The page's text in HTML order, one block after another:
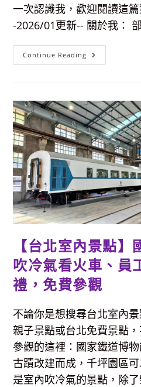
一次認識我，歡迎閱讀這
-2026/01更新-- 關於我：
Continue Reading 【關
於
的
天
堂-
部
落
客
葛
瑞
絲
Grace
【台北室內景點
吹冷氣看火車、員
禮，免費參觀
不論你是想搜尋台北室內
親子景點或台北免費景點
參觀的這裡：國家鐵道博
古蹟改建而成，千坪園區
是室內吹冷氣的景點，除